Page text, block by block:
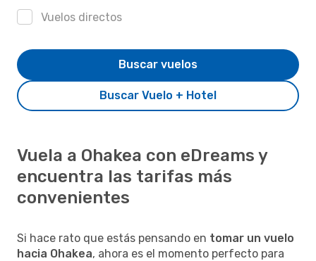
Vuelos directos
Buscar Vuelo + Hotel
Buscar vuelos
Vuela a Ohakea con eDreams y
encuentra las tarifas más
convenientes
Si hace rato que estás pensando en tomar un vuelo
hacia Ohakea, ahora es el momento perfecto para